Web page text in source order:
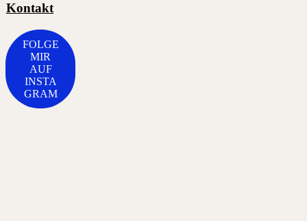
Kontakt
FOLGE
MIR
AUF
INSTA
GRAM